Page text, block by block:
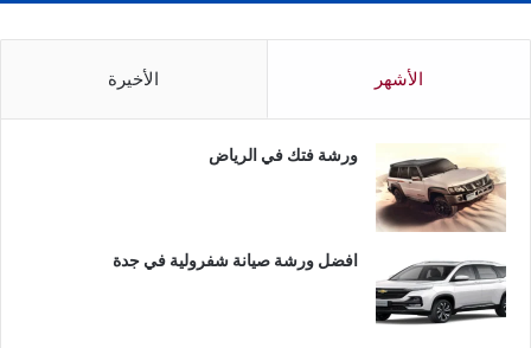
الأشهر الأخيرة
ورشة فتك في الرياض
افضل ورشة صيانة شفرولية في جدة